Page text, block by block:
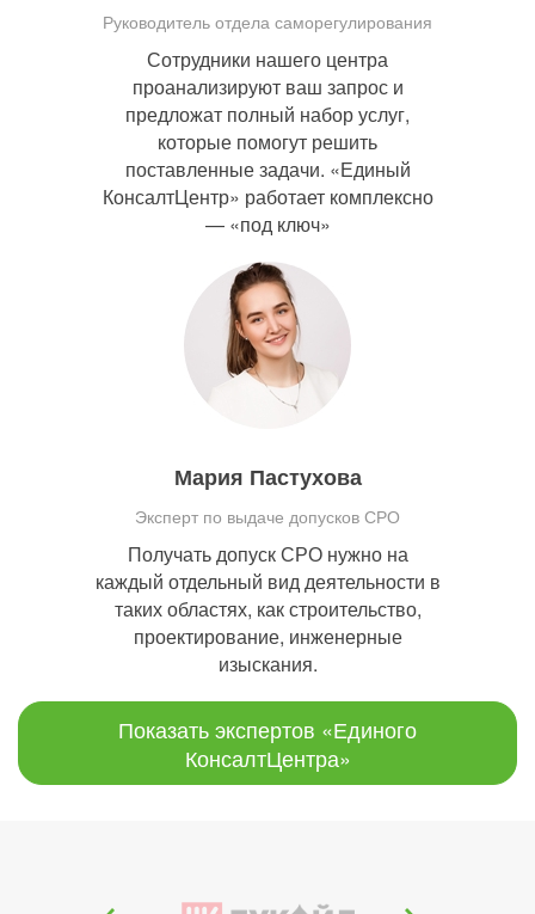
Руководитель отдела саморегулирования
Сотрудники нашего центра
проанализируют ваш запрос и
предложат полный набор услуг,
которые помогут решить
поставленные задачи. «Единый
КонсалтЦентр» работает комплексно
— «под ключ»
Мария Пастухова
Эксперт по выдаче допусков СРО
Получать допуск СРО нужно на
каждый отдельный вид деятельности в
таких областях, как строительство,
проектирование, инженерные
изыскания.
Показать экспертов «Единого
КонсалтЦентра»